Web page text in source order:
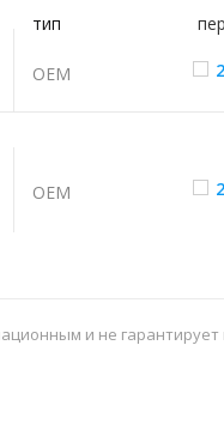
тип
ОЕМ
ОЕМ
и не